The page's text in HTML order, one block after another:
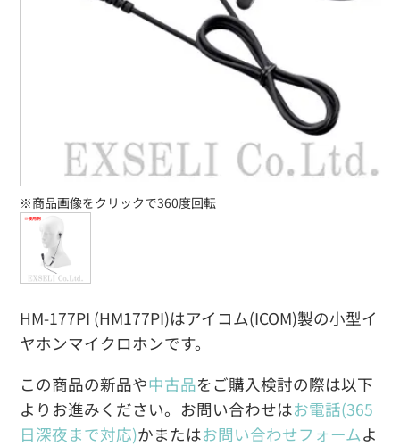
HM-177PI (HM177PI)はアイコム(ICOM)製の小型イ
ヤホンマイクロホンです。
この商品の新品や中古品をご購入検討の際は以下
よりお進みください。お問い合わせはお電話(365
日深夜まで対応)かまたはお問い合わせフォームよ
※商品画像をクリックで360度回転